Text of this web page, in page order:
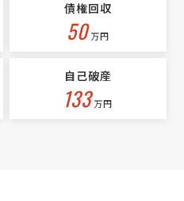
債権回収
50 万円
自己破産
133 万円